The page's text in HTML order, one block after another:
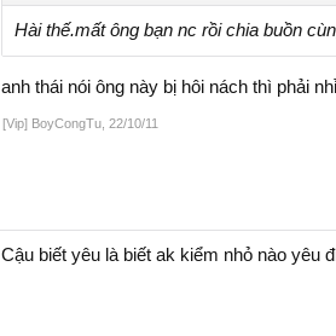
Hài thế.mất ông bạn nc rồi chia buồn
anh thái nói ông này bị hôi nách thì phải
[Vip] BoyCongTu 22/10/11
Cậu biết yêu là biết ak kiểm nhỏ nào yêu